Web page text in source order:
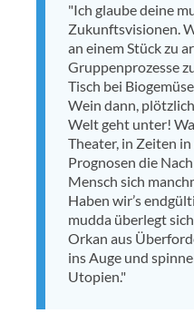
"Ich glaube deine
Zukunftsvisionen.
an einem Stück zu
Gruppenprozesse
Tisch bei
Wein dann,
Welt geht unter!
Theater, in Zeiten
Prognosen die
Mensch sich
Haben wir’s
mudda überlegt
Orkan aus
ins Auge und
Utopien."